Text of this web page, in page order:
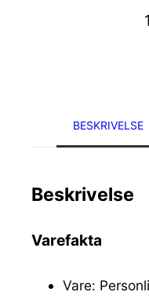
BESKRIVELSE
Beskrivelse
Varefakta
Vare: